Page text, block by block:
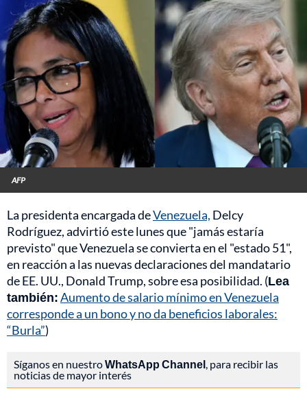
AFP
La presidenta encargada deVenezuela, Delcy
Rodríguez, advirtió este lunes que "jamás estaría
previsto" que Venezuela se convierta en el "estado 51",
en reacción a las nuevas declaraciones del mandatario
de EE. UU., Donald Trump, sobre esa posibilidad. (Lea
también:Aumento de salario mínimo en Venezuela
corresponde a un bono y no da beneficios laborales:
“Burla”)
Síganos en nuestroWhatsApp Channel, para recibir las
noticias de mayor interés